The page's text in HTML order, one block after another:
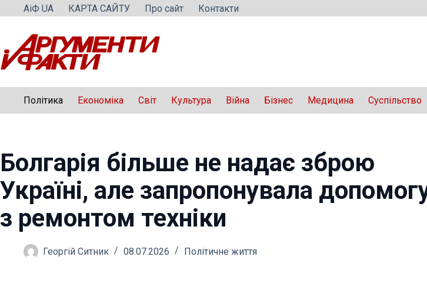
Перейти
вмісту
АіФ UA КАРТА САЙТУ Про сайт Контакти
Політика Економіка Світ Культура Війна Бізнес Медицина Суспільство
Болгарія більше не надає зброю
Україні, але запропонувала
з ремонтом техніки
Георгій Ситник 08.07.2026 Політичне життя